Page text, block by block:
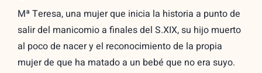
Mª Teresa, una mujer que inicia la historia a punto de
salir del manicomio a finales del S.XIX, su hijo muerto
al poco de nacer y el reconocimiento de la propia
mujer de que ha matado a un bebé que no era suyo.